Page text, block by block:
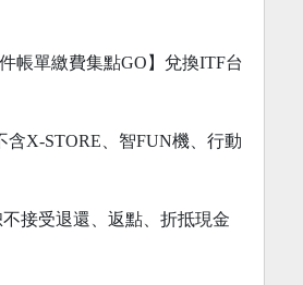
帳單繳費集點GO】兌換ITF台
X-STORE、智FUN機、行動
接受退還、返點、折抵現金